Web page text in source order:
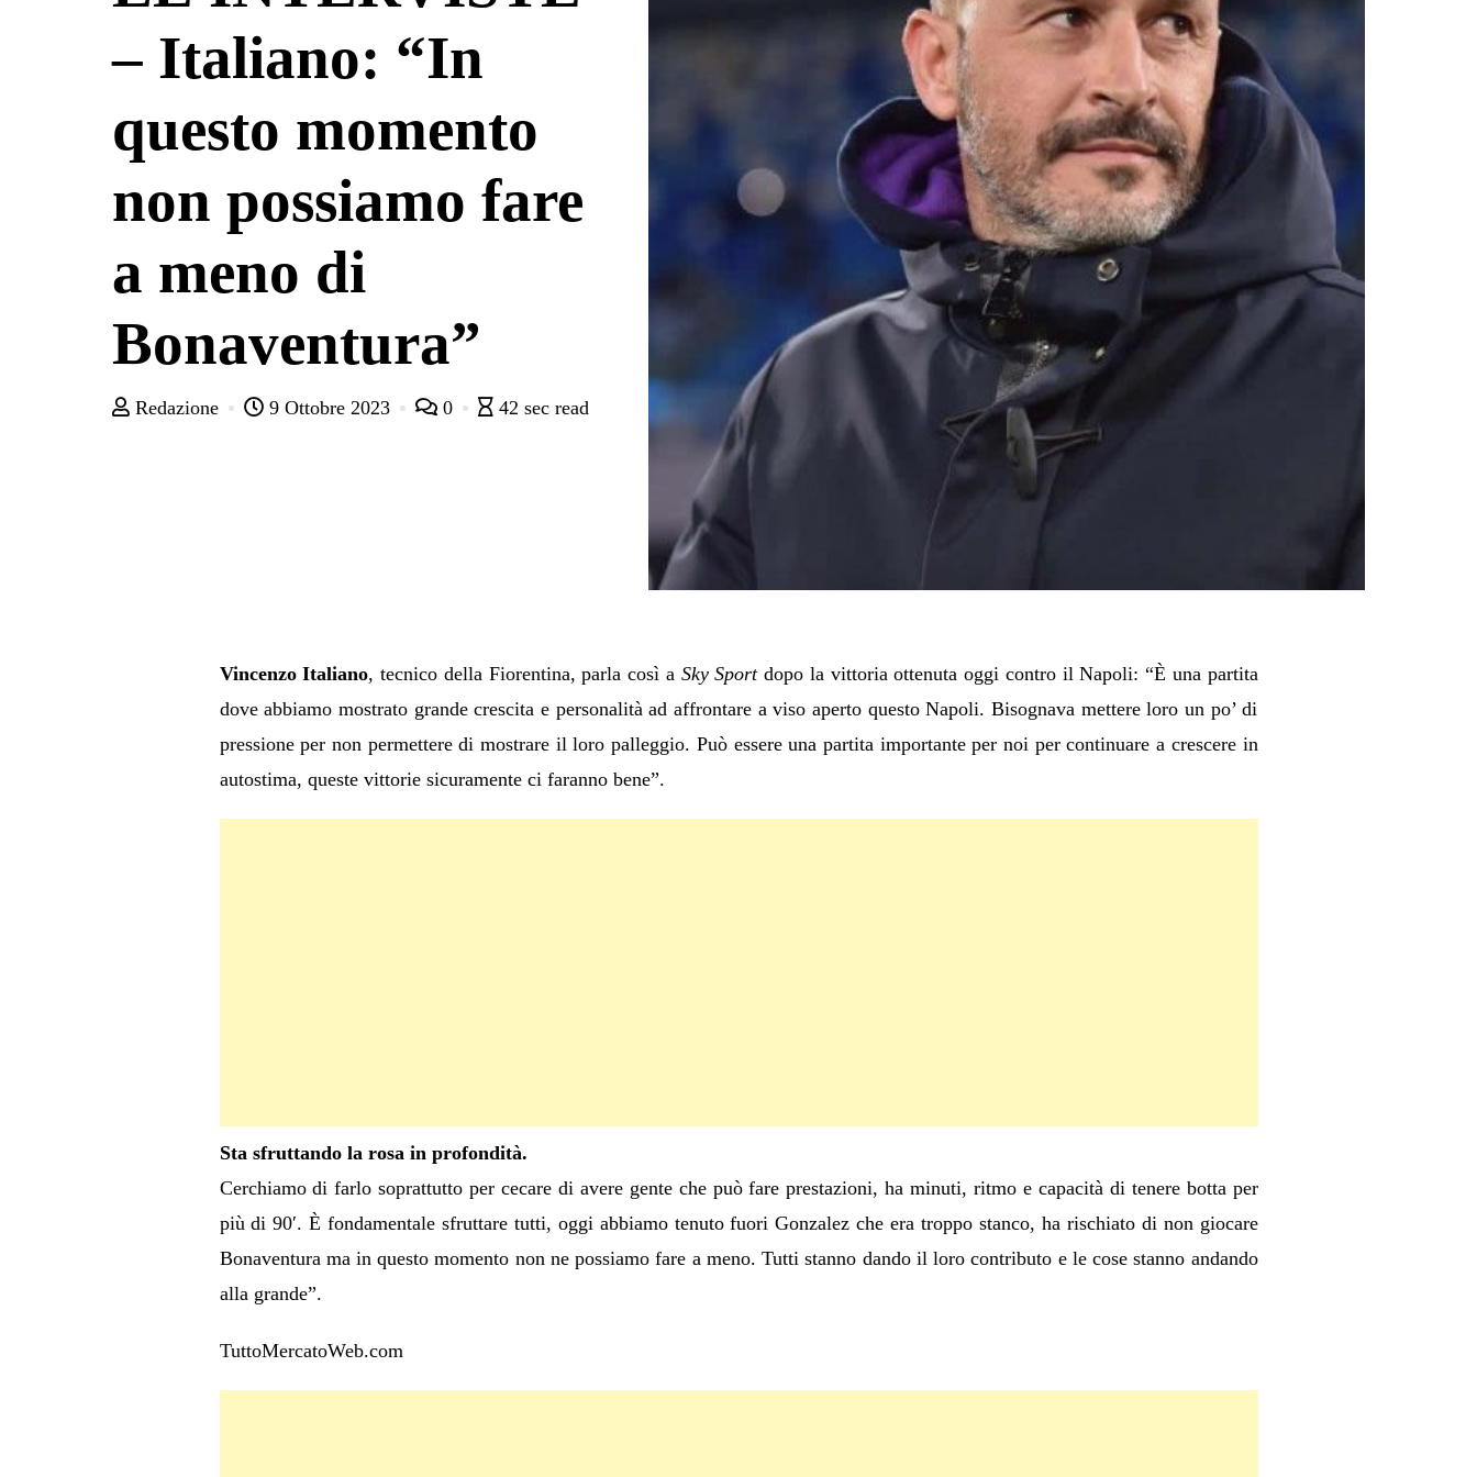
– Italiano: “In
questo momento
non possiamo fare
a meno di
Bonaventura”
Redazione 9 Ottobre 2023 0 42 sec read
Vincenzo Italiano, tecnico della Fiorentina, parla così a Sky Sportdopo la vittoria ottenuta oggi contro il Napoli: “È una partita
dove abbiamo mostrato grande crescita e personalità ad affrontare a viso aperto questo Napoli. Bisognava mettere loro un po’ di
pressione per non permettere di mostrare il loro palleggio. Può essere una partita importante per noi per continuare a crescere in
autostima, queste vittorie sicuramente ci faranno bene”.
Sta sfruttando la rosa in profondità.
Cerchiamo di farlo soprattutto per cecare di avere gente che può fare prestazioni, ha minuti, ritmo e capacità di tenere botta per
più di 90′. È fondamentale sfruttare tutti, oggi abbiamo tenuto fuori Gonzalez che era troppo stanco, ha rischiato di non giocare
Bonaventura ma in questo momento non ne possiamo fare a meno. Tutti stanno dando il loro contributo e le cose stanno andando
alla grande”.
TuttoMercatoWeb.com